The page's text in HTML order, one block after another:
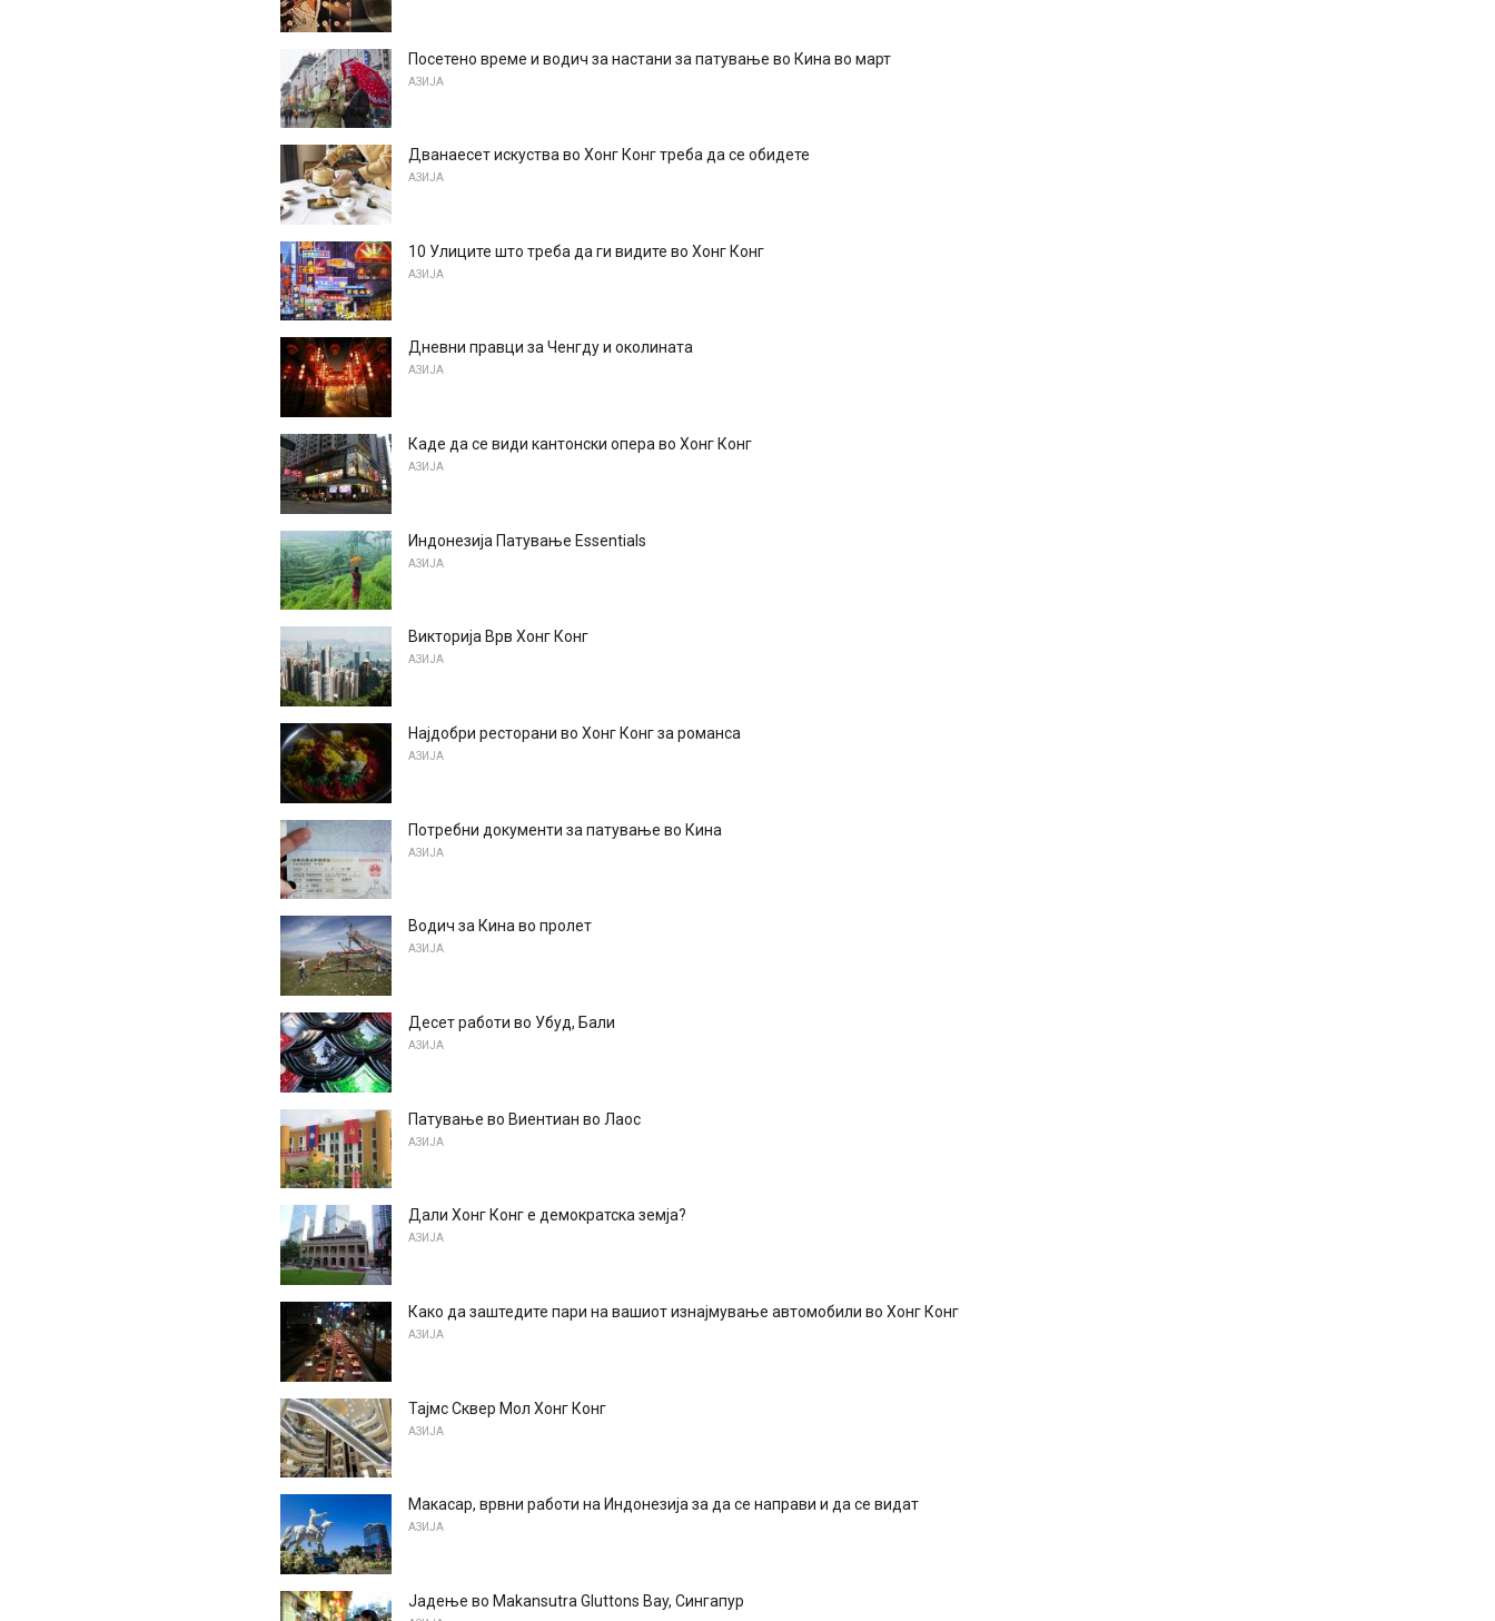
Посетено време и водич за настани за патување во Кина во март
АЗИЈА
Дванаесет искуства во Хонг Конг треба да се обидете
АЗИЈА
10 Улиците што треба да ги видите во Хонг Конг
АЗИЈА
Дневни правци за Ченгду и околината
АЗИЈА
Каде да се види кантонски опера во Хонг Конг
АЗИЈА
Индонезија Патување Essentials
АЗИЈА
Викторија Врв Хонг Конг
АЗИЈА
Најдобри ресторани во Хонг Конг за романса
АЗИЈА
Потребни документи за патување во Кина
АЗИЈА
Водич за Кина во пролет
АЗИЈА
Десет работи во Убуд, Бали
АЗИЈА
Патување во Виентиан во Лаос
АЗИЈА
Дали Хонг Конг е демократска земја?
АЗИЈА
Како да заштедите пари на вашиот изнајмување автомобили во Хонг Конг
АЗИЈА
Тајмс Сквер Мол Хонг Конг
АЗИЈА
Макасар, врвни работи на Индонезија за да се направи и да се видат
АЗИЈА
Јадење во Makansutra Gluttons Bay, Сингапур